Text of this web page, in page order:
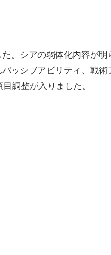
。シアの弱体化内容が明
ッシブアビリティ、戦
調整が入りました。